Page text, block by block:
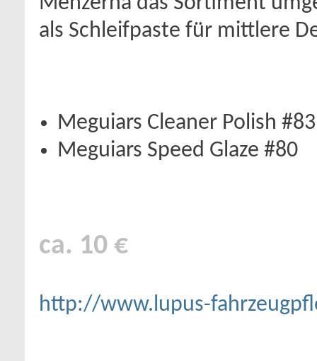
als Schleifpaste für mittlere
Meguiars Cleaner Polish #83
Meguiars Speed Glaze #80
ca. 10 €
http://www.lupus-